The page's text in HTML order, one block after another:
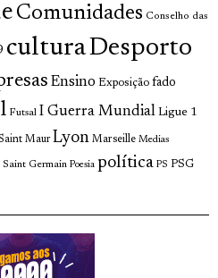
Comunidades Conselho das
culturaDesporto
Ensino Exposição fado
Futsal I Guerra Mundial Ligue 1
Maur Lyon Marseille Medias
Saint Germain Poesia política PS PSG